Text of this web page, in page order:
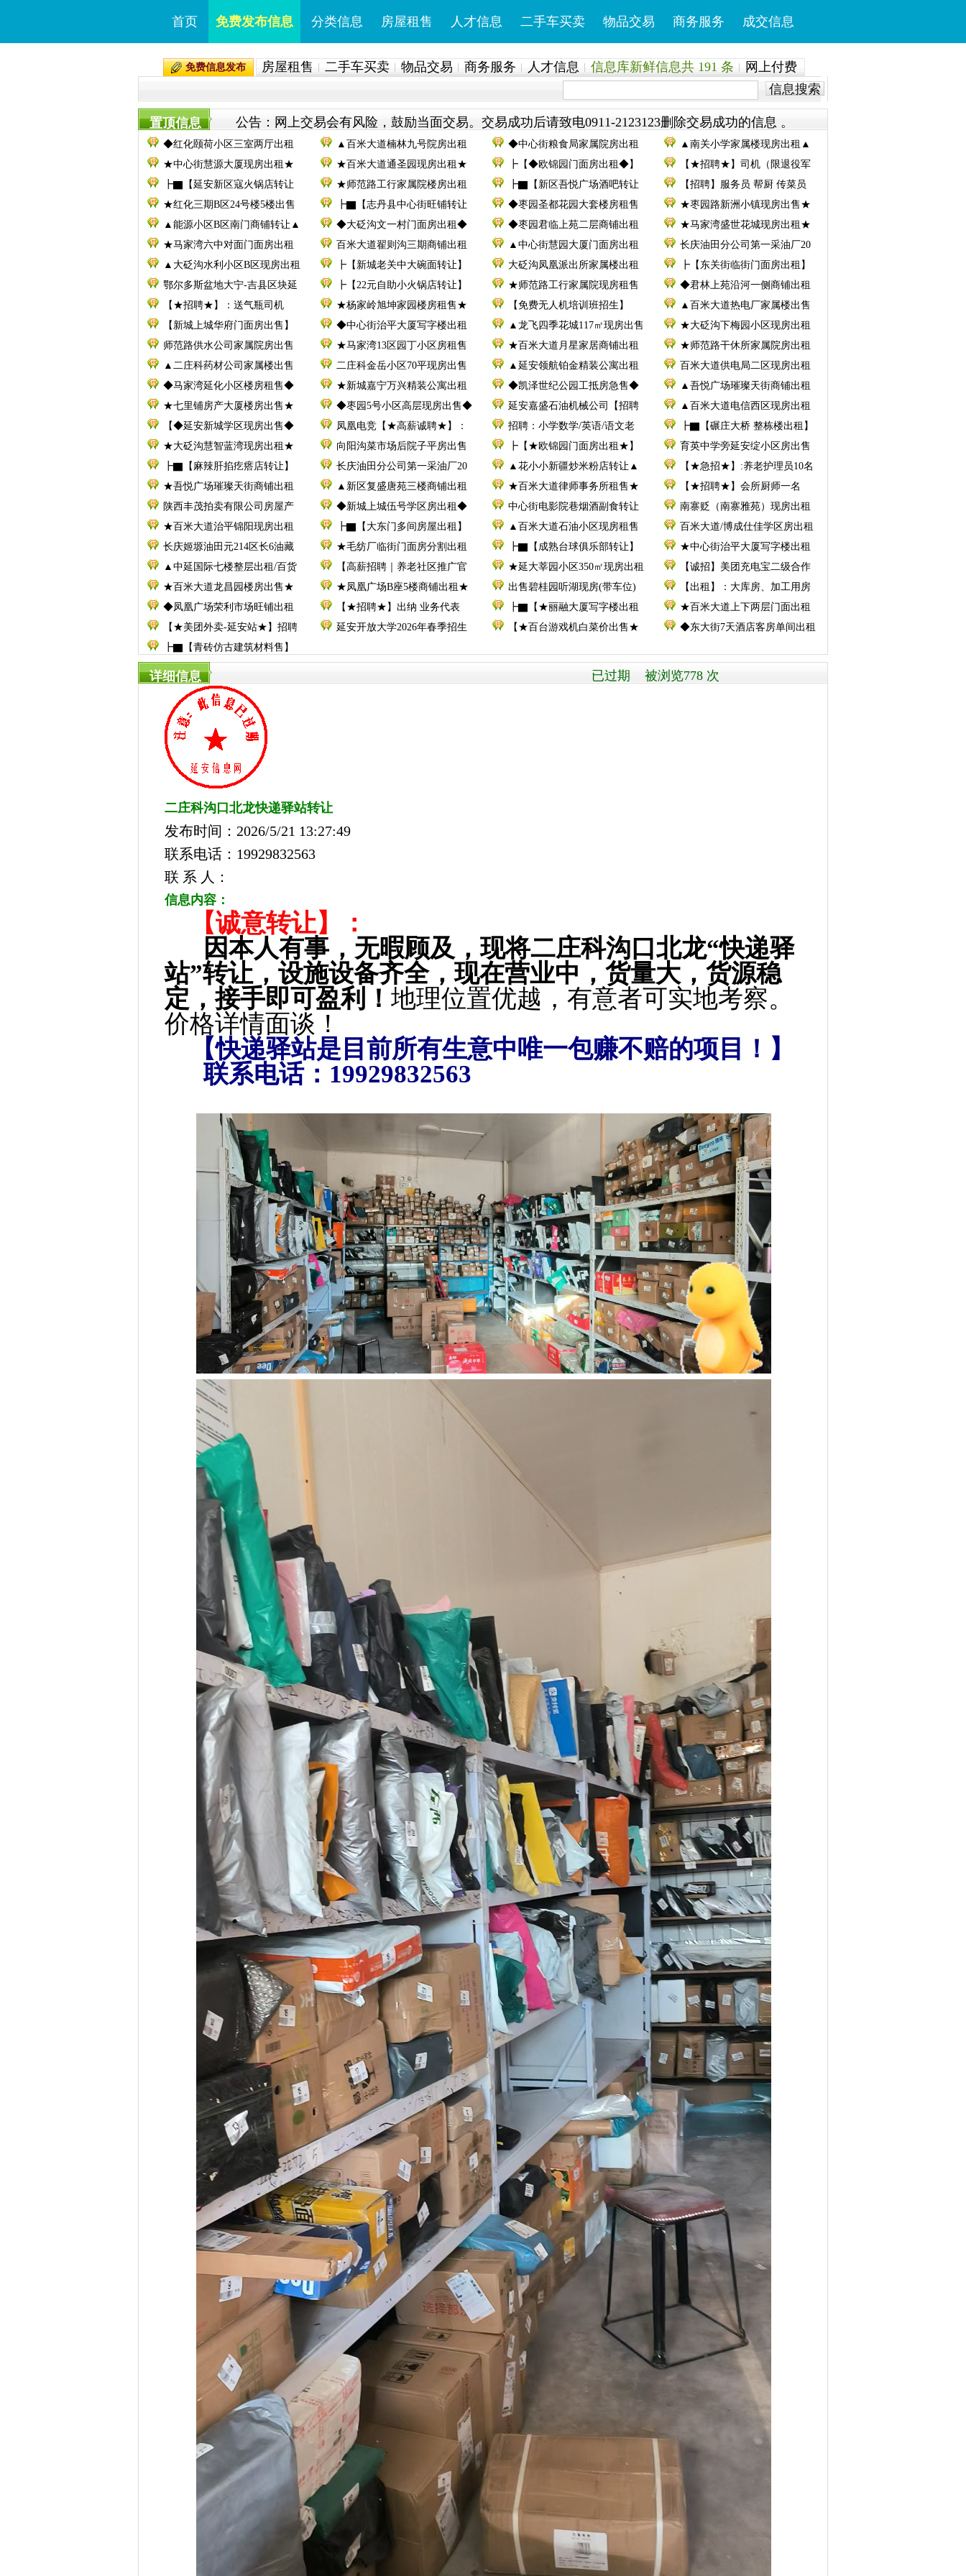
首页 免费发布信息 分类信息 房屋租售 人才信息 二手车买卖 物品交易 商务服务 成交信息
免费信息发布 房屋租售 二手车买卖 物品交易 商务服务 人才信息 信息库新鲜信息共 191 条
网上付费
信息搜索
置顶信息 公告：网上交易会有风险，鼓励当面交易。交易成功后请致电0911-2123123删除交易成功的信息 。
◆红化颐荷小区三室两厅出租 ▲百米大道楠林九号院房出租 ◆中心街粮食局家属院房出租
▲南关小学家属楼现房出租▲
★中心街慧源大厦现房出租★
★百米大道通圣园现房出租★ ┣【◆欧锦园门面房出租◆】
【★招聘★】司机（限退役军
┣▇【延安新区寇火锅店转让
★师范路工行家属院楼房出租 ┣▇【新区吾悦广场酒吧转让
【招聘】服务员 帮厨 传菜员
★红化三期B区24号楼5楼出售
┣▇【志丹县中心街旺铺转让 ◆枣园圣都花园大套楼房租售
★枣园路新洲小镇现房出售★
▲能源小区B区南门商铺转让▲
◆大砭沟文一村门面房出租◆ ◆枣园君临上苑二层商铺出租
★马家湾盛世花城现房出租★
★马家湾六中对面门面房出租
百米大道翟则沟三期商铺出租 ▲中心街慧园大厦门面房出租
长庆油田分公司第一采油厂20
▲大砭沟水利小区B区现房出租
┣【新城老关中大碗面转让】 大砭沟凤凰派出所家属楼出租
┣【东关街临街门面房出租】
鄂尔多斯盆地大宁-吉县区块延
┣【22元自助小火锅店转让】 ★师范路工行家属院现房租售
◆君林上苑沿河一侧商铺出租
【★招聘★】：送气瓶司机
★杨家岭旭坤家园楼房租售★ 【免费无人机培训班招生】
▲百米大道热电厂家属楼出售
【新城上城华府门面房出售】
◆中心街治平大厦写字楼出租 ▲龙飞四季花城117㎡现房出售
★大砭沟下梅园小区现房出租
师范路供水公司家属院房出售
★马家湾13区园丁小区房租售 ★百米大道月星家居商铺出租
★师范路干休所家属院房出租
▲二庄科药材公司家属楼出售
二庄科金岳小区70平现房出售 ▲延安领航铂金精装公寓出租
百米大道供电局二区现房出租
◆马家湾延化小区楼房租售◆
★新城嘉宁万兴精装公寓出租 ◆凯泽世纪公园工抵房急售◆
▲吾悦广场璀璨天街商铺出租
★七里铺房产大厦楼房出售★
◆枣园5号小区高层现房出售◆ 延安嘉盛石油机械公司【招聘
▲百米大道电信西区现房出租
【◆延安新城学区现房出售◆
凤凰电竞【★高薪诚聘★】： 招聘：小学数学/英语/语文老
┣▇【碾庄大桥 整栋楼出租】
★大砭沟慧智蓝湾现房出租★
向阳沟菜市场后院子平房出售 ┣【★欧锦园门面房出租★】
育英中学旁延安绽小区房出售
┣▇【麻辣肝掐疙瘩店转让】
长庆油田分公司第一采油厂20 ▲花小小新疆炒米粉店转让▲
【★急招★】:养老护理员10名
★吾悦广场璀璨天街商铺出租
▲新区复盛唐苑三楼商铺出租 ★百米大道律师事务所租售★
【★招聘★】会所厨师一名
陕西丰茂拍卖有限公司房屋产
◆新城上城伍号学区房出租◆ 中心街电影院巷烟酒副食转让
南寨贬（南寨雅苑）现房出租
★百米大道治平锦阳现房出租
┣▇【大东门多间房屋出租】 ▲百米大道石油小区现房租售
百米大道/博成仕佳学区房出租
长庆姬塬油田元214区长6油藏
★毛纺厂临街门面房分割出租 ┣▇【成熟台球俱乐部转让】
★中心街治平大厦写字楼出租
▲中延国际七楼整层出租/百货
【高薪招聘｜养老社区推广官 ★延大莘园小区350㎡现房出租
【诚招】美团充电宝二级合作
★百米大道龙昌园楼房出售★
★凤凰广场B座5楼商铺出租★ 出售碧桂园听湖现房(带车位)
【出租】：大库房、加工用房
◆凤凰广场荣利市场旺铺出租
【★招聘★】出纳 业务代表 ┣▇【★丽融大厦写字楼出租
★百米大道上下两层门面出租
【★美团外卖-延安站★】招聘
延安开放大学2026年春季招生 【★百台游戏机白菜价出售★
◆东大街7天酒店客房单间出租
┣▇【青砖仿古建筑材料售】
详细信息 已过期 被浏览778 次
二庄科沟口北龙快递驿站转让
发布时间：2026/5/21 13:27:49
联系电话：19929832563
联 系 人：
信息内容：
【诚意转让】：
因本人有事，无暇顾及，现将二庄科沟口北龙“快递驿
站”转让，设施设备齐全，现在营业中，货量大，货源稳
定，接手即可盈利！ 地理位置优越，有意者可实地考察。
价格详情面谈！
【快递驿站是目前所有生意中唯一包赚不赔的项目！】
联系电话：19929832563